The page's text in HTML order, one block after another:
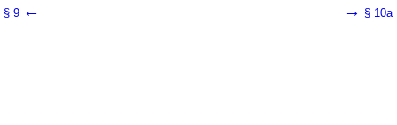
§ 9 ← → § 10a